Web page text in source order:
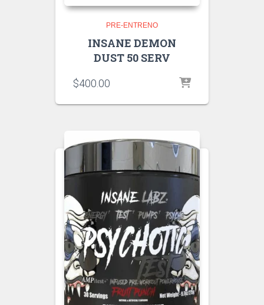
PRE-ENTRENO
INSANE DEMON
DUST 50 SERV
$400.00